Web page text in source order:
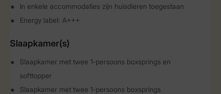
In enkele accommodaties zijn huisdieren toegestaan
Energy label: A+++
Slaapkamer(s)
Slaapkamer met twee 1-persoons boxsprings en
softtopper
Slaapkamer met twee 1-persoons boxsprings